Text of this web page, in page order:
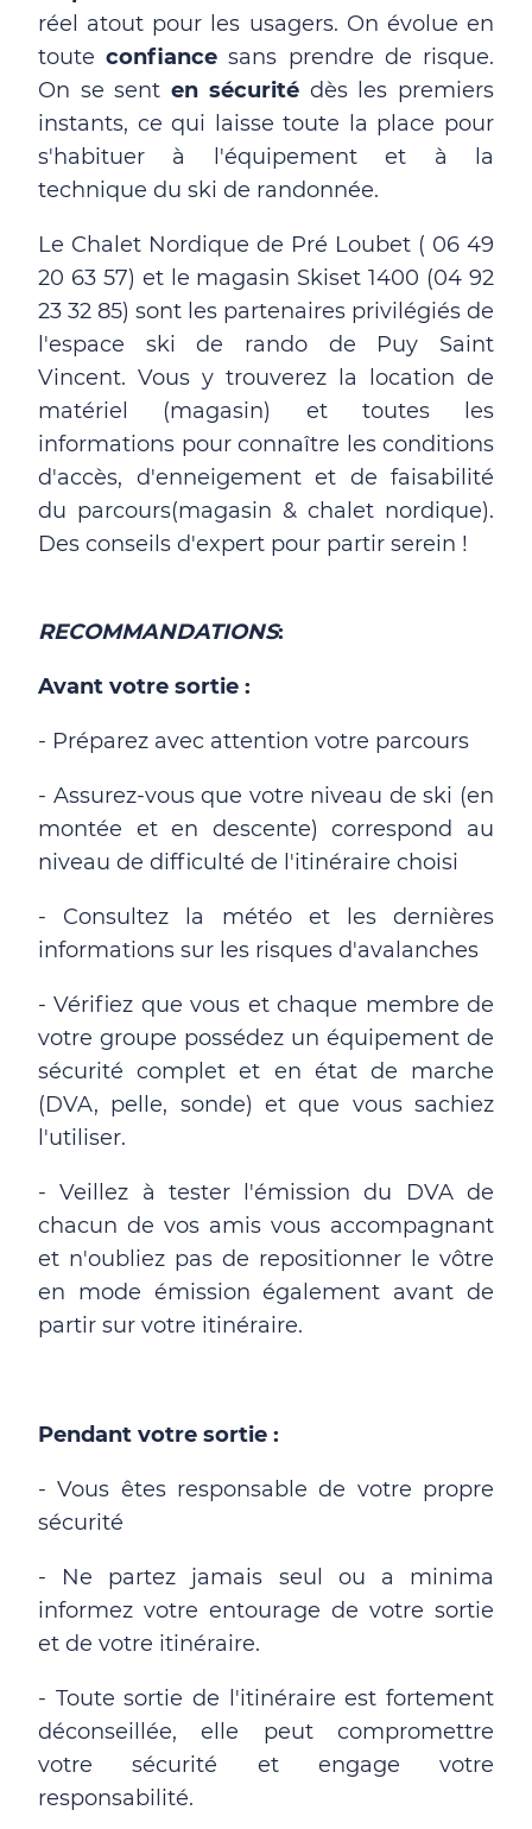
réel atout pour les usagers. On évolue en
touteconfiance sans prendre de risque.
On se senten sécuritédès les premiers
instants, ce qui laisse toute la place pour
s'habituer à l'équipement et à la
technique du ski de randonnée.
Le Chalet Nordique de Pré Loubet ( 06 49
20 63 57) et le magasin Skiset 1400 (04 92
23 32 85) sont les partenaires privilégiés de
l'espace ski de rando de Puy Saint
Vincent. Vous y trouverez la location de
matériel (magasin) et toutes les
informations pour connaître les conditions
d'accès, d'enneigement et de faisabilité
du parcours(magasin & chalet nordique).
Des conseils d'expert pour partir serein !
RECOMMANDATIONS:
Avant votre sortie :
- Préparez avec attention votre parcours
- Assurez-vous que votre niveau de ski (en
montée et en descente) correspond au
niveau de difficulté de l'itinéraire choisi
- Consultez la météo et les dernières
informations sur les risques d'avalanches
- Vérifiez que vous et chaque membre de
votre groupe possédez un équipement de
sécurité complet et en état de marche
(DVA, pelle, sonde) et que vous sachiez
l'utiliser.
- Veillez à tester l'émission du DVA de
chacun de vos amis vous accompagnant
et n'oubliez pas de repositionner le vôtre
en mode émission également avant de
partir sur votre itinéraire.
Pendant votre sortie :
- Vous êtes responsable de votre propre
sécurité
- Ne partez jamais seul ou a minima
informez votre entourage de votre sortie
et de votre itinéraire.
- Toute sortie de l'itinéraire est fortement
déconseillée, elle peut compromettre
votre sécurité et engage votre
responsabilité.